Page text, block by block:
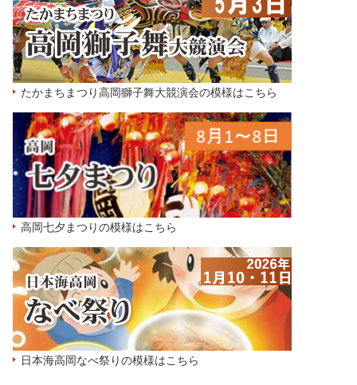
たかまちまつり高岡獅子舞大競演会の模様はこちら
高岡七夕まつりの模様はこちら
日本海高岡なべ祭りの模様はこちら